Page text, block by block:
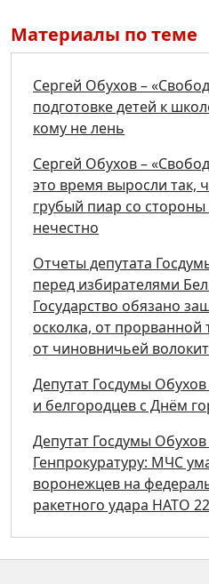
Материалы по теме
Сергей Обухов –
подготовке детей к
кому не лень
Сергей Обухов –
это время выросли так,
грубый пиар со стороны
нечестно
Отчеты депутата
перед избирателями
Государство обязано
осколка, от прорванной
от чиновничьей
Депутат Госдумы
и белгородцев с Днём
Депутат Госдумы
Генпрокуратуру: МЧС
воронежцев на
ракетного удара НАТО